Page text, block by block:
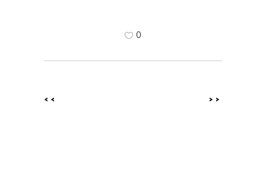
0
<< >>